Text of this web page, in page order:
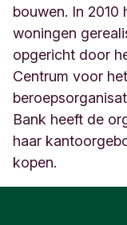
g
ë
bouwen. In 2010
woningen
opgericht door
Centrum voor
Bank heeft de
haar
kopen.